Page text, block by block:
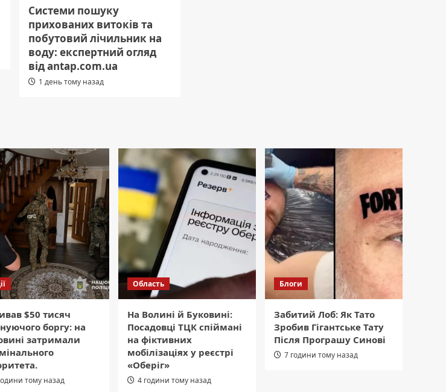
Системи пошуку
прихованих витоків та
побутовий лічильник на
воду: експертний огляд
від antap.com.ua
1 день тому назад
$50 тисяч
боргу: на
затримали
тому назад
Область
На Волині й Буковині:
Посадовці ТЦК спіймані
на фіктивних
мобілізаціях у реєстрі
«Оберіг»
4 години тому назад
Блоги
Забитий Лоб: Як Тато
Зробив Гігантське Тату
Після Програшу Синові
7 години тому назад